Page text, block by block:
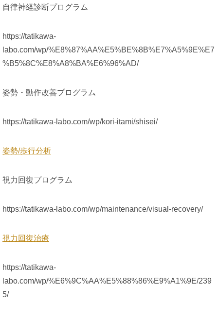
自律神経診断プログラム
https://tatikawa-
labo.com/wp/%E8%87%AA%E5%BE%8B%E7%A5%9E%E7
%B5%8C%E8%A8%BA%E6%96%AD/
姿勢・動作改善プログラム
https://tatikawa-labo.com/wp/kori-itami/shisei/
姿勢/歩行分析
視力回復プログラム
https://tatikawa-labo.com/wp/maintenance/visual-recovery/
視力回復治療
https://tatikawa-
labo.com/wp/%E6%9C%AA%E5%88%86%E9%A1%9E/239
5/